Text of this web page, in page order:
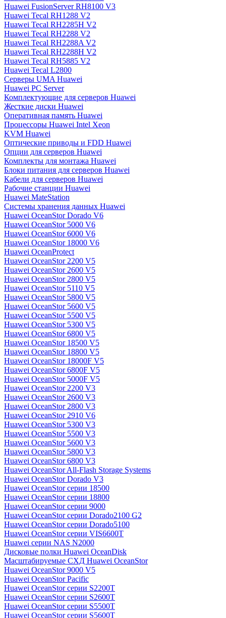
Huawei FusionServer RH8100 V3
Huawei Tecal RH1288 V2
Huawei Tecal RH2285H V2
Huawei Tecal RH2288 V2
Huawei Tecal RH2288A V2
Huawei Tecal RH2288H V2
Huawei Tecal RH5885 V2
Huawei Tecal L2800
Серверы UMA Huawei
Huawei PC Server
Комплектующие для серверов Huawei
Жесткие диски Huawei
Оперативная память Huawei
Процессоры Huawei Intel Xeon
KVM Huawei
Оптические приводы и FDD Huawei
Опции для серверов Huawei
Комплекты для монтажа Huawei
Блоки питания для серверов Huawei
Кабели для серверов Huawei
Рабочие станции Huawei
Huawei MateStation
Системы хранения данных Huawei
Huawei OceanStor Dorado V6
Huawei OceanStor 5000 V6
Huawei OceanStor 6000 V6
Huawei OceanStor 18000 V6
Huawei OceanProtect
Huawei OceanStor 2200 V5
Huawei OceanStor 2600 V5
Huawei OceanStor 2800 V5
Huawei OceanStor 5110 V5
Huawei OceanStor 5800 V5
Huawei OceanStor 5600 V5
Huawei OceanStor 5500 V5
Huawei OceanStor 5300 V5
Huawei OceanStor 6800 V5
Huawei OceanStor 18500 V5
Huawei OceanStor 18800 V5
Huawei OceanStor 18000F V5
Huawei OceanStor 6800F V5
Huawei OceanStor 5000F V5
Huawei OceanStor 2200 V3
Huawei OceanStor 2600 V3
Huawei OceanStor 2800 V3
Huawei OceanStor 2910 V6
Huawei OceanStor 5300 V3
Huawei OceanStor 5500 V3
Huawei OceanStor 5600 V3
Huawei OceanStor 5800 V3
Huawei OceanStor 6800 V3
Huawei OceanStor All-Flash Storage Systems
Huawei OceanStor Dorado V3
Huawei OceanStor серии 18500
Huawei OceanStor серии 18800
Huawei OceanStor серии 9000
Huawei OceanStor серии Dorado2100 G2
Huawei OceanStor серии Dorado5100
Huawei OceanStor серии VIS6600T
Huawei серии NAS N2000
Дисковые полки Huawei OceanDisk
Масштабируемые СХД Huawei OceanStor
Huawei OceanStor 9000 V5
Huawei OceanStor Pacific
Huawei OceanStor серии S2200T
Huawei OceanStor серии S2600T
Huawei OceanStor серии S5500T
Huawei OceanStor серии S5600T